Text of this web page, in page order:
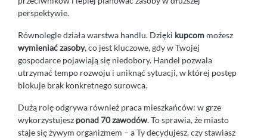
perspektywie.
Równolegle działa warstwa handlu. Dzięki kupcom możesz
wymieniać zasoby, co jest kluczowe, gdy w Twojej
gospodarce pojawiają się niedobory. Handel pozwala
utrzymać tempo rozwoju i uniknąć sytuacji, w której postęp
blokuje brak konkretnego surowca.
Dużą rolę odgrywa również praca mieszkańców: w grze
wykorzystujesz ponad 70 zawodów. To sprawia, że miasto
staje się żywym organizmem – a Ty decydujesz, czy stawiasz